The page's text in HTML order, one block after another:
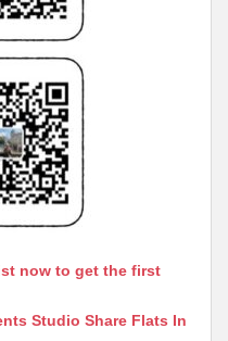
now to get the first
Studio Share Flats In